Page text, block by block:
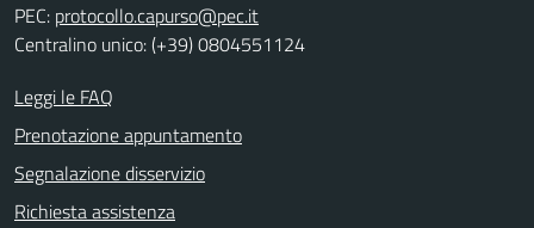
PEC: protocollo.capurso@pec.it
Centralino unico: (+39) 0804551124
Leggi le FAQ
Prenotazione appuntamento
Segnalazione disservizio
Richiesta assistenza